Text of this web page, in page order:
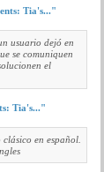
Tia's..."
usuario dejó en
se comuniquen
el
Tia's..."
en español.